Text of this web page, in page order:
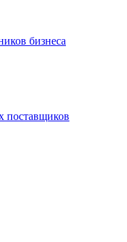
бизнеса
поставщиков